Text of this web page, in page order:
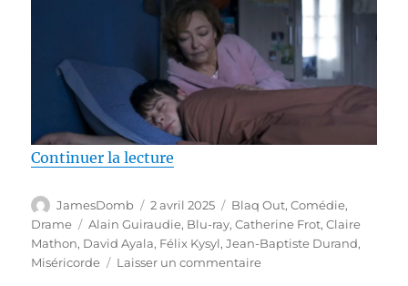
Continuer la lecture
Auteur
JamesDomb
Publié
le
2 avril 2025 Catégories
Blaq Out,Comédie,
Drame
Étiquettes
Alain Guiraudie, Blu-ray,Catherine Frot,Claire
Mathon, David Ayala, Félix Kysyl,Jean-Baptiste Durand,
Miséricorde
Laisser un commentairesur